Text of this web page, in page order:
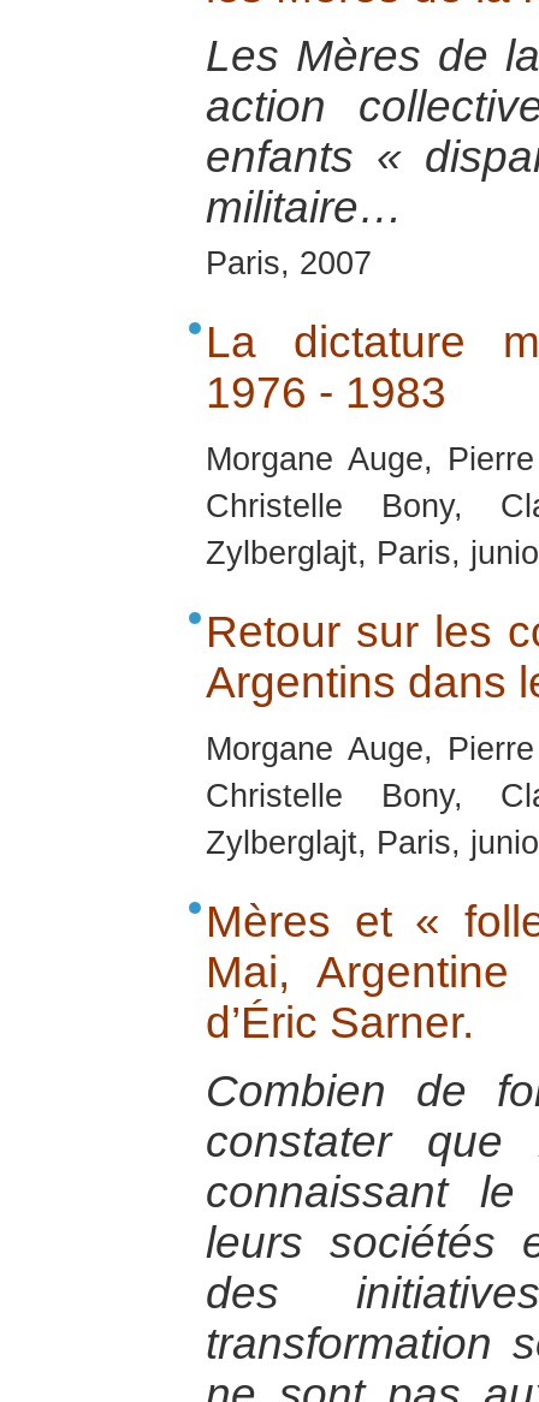
Les Mères de
action
enfants «
militaire…
Paris, 2007
La dictature
1976 - 1983
Morgane Auge,
Christelle Bony,
Zylberglajt, Paris,
Retour sur les
Argentins dans
Morgane Auge,
Christelle Bony,
Zylberglajt, Paris,
Mères et «
Mai, Argentine
d’Éric Sarner.
Combien de
constater que
connaissant
leurs sociétés
des
transformation